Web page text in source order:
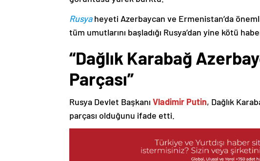
Rusyaheyeti Azerbaycan ve Ermenistan’da
tüm umutlarını başladığı Rusya’dan yine kötü
“Dağlık Karabağ
Parçası”
Rusya Devlet Başkanı Vladimir Putin, Dağlık
parçası olduğunu ifade etti.